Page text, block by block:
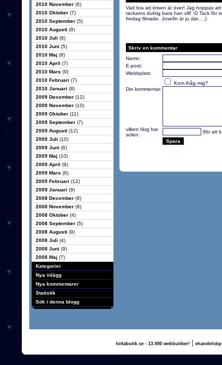
2010 November (6)
2010 Oktober (7)
2010 September (5)
2010 Augusti (9)
2010 Juli (8)
2010 Juni (5)
2010 Maj (8)
2010 April (7)
2010 Mars (9)
2010 Februari (7)
2010 Januari (8)
2009 December (12)
2009 November (10)
2009 Oktober (11)
2009 September (7)
2009 Augusti (12)
2009 Juli (10)
2009 Juni (6)
2009 Maj (10)
2009 April (9)
2009 Mars (6)
2009 Februari (12)
2009 Januari (9)
2008 December (8)
2008 November (8)
2008 Oktober (4)
2008 September (5)
2008 Augusti (9)
2008 Juli (4)
2008 Juni (9)
2008 Maj (7)
Kategorier
Nya inlägg
Nya kommentarer
Statistik
Sök i denna blogg
Vad bra att krisen är över! Jag hoppas
rackarns duktig bara han vill! :D Tack för
fredag filmade. Josefin är ju där... ;)
Skriv en kommentar
Namn:
E-post:
Webbplats:
Kom ihåg mig?
Din kommentar:
vilken färg har
solen:
(för att
hittabutik.se - 13.000 webbutiker!|